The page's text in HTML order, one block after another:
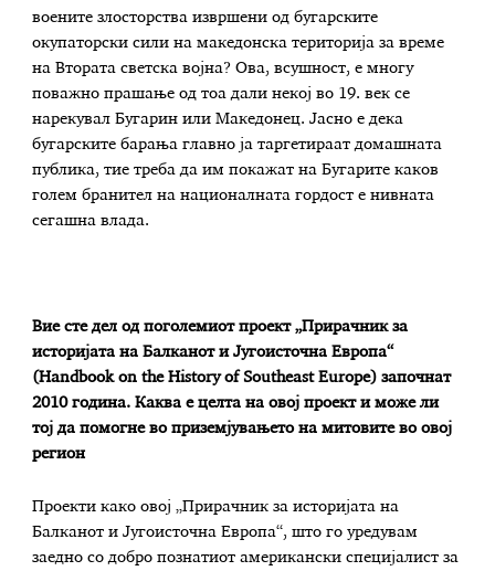
воените злосторства извршени од бугарските
окупаторски сили на македонска територија за време
на Втората светска војна? Ова, всушност, е многу
поважно прашање од тоа дали некој во 19. век се
нарекувал Бугарин или Македонец. Јасно е дека
бугарските барања главно ја таргетираат домашната
публика, тие треба да им покажат на Бугарите каков
голем бранител на националната гордост е нивната
сегашна влада.
Вие сте дел од поголемиот проект„Прирачник за
историјата на Балканот и Југоисточна Европа“
(Handbook on the History of Southeast Europe) започнат
2010 година. Каква е целта на овој проект и може ли
тој да помогне во приземјувањето на митовите во овој
регион
Проекти како овој „Прирачник за историјата на
Балканот и Југоисточна Европа“, што го уредувам
заедно со добро познатиот американски специјалист за